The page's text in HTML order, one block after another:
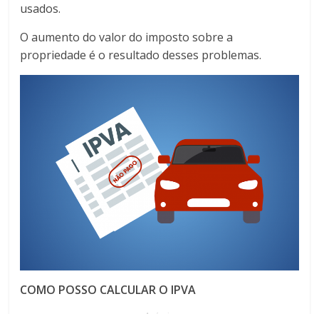
usados.
O aumento do valor do imposto sobre a
propriedade é o resultado desses problemas.
COMO POSSO CALCULAR O IPVA